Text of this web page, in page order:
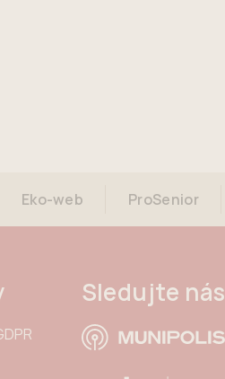
Eko-web ProSenior
Sledujte nás